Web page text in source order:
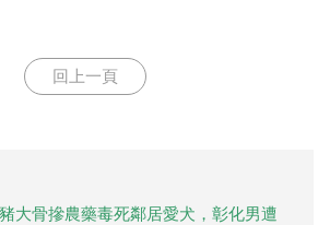
回上一頁
豬大骨摻農藥毒死鄰居愛犬，彰化男遭